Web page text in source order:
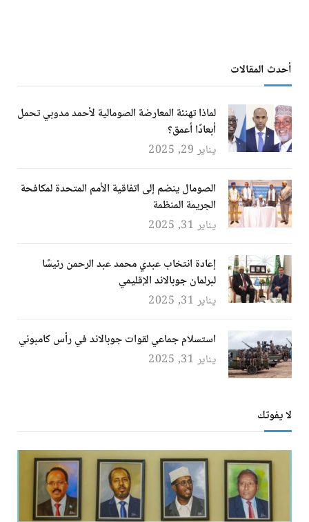
أحدث المقالات
لماذا تهنئة المعارضة الصومالية لأحمد مدوبي تحمل
أبعادًا أعمق؟
يناير 29, 2025
الصومال ينضم إلى اتفاقية الأمم المتحدة لمكافحة
الجريمة المنظمة
يناير 31, 2025
إعادة انتخاب عبدي محمد عبد الرحمن رئيسًا
لبرلمان جوبالاند الإقليمي
يناير 31, 2025
استسلام جماعي لقوات جوبالاند في رأس كامبوني
يناير 31, 2025
لا يفوتك